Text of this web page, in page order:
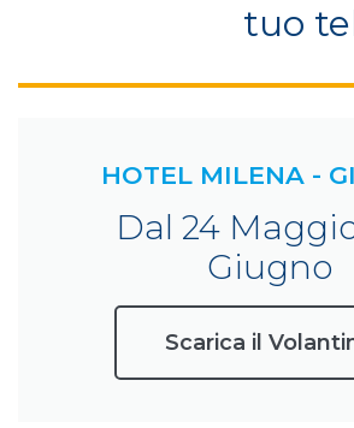
tuo
HOTEL MILENA -
Dal 24
Giugno
Scarica il